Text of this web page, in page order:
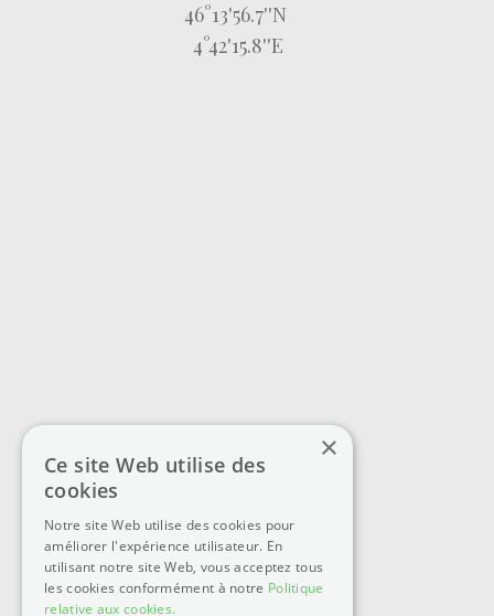
46°13'56.7''N
4°42'15.8''E
×
Ce site Web utilise des
cookies
Notre site Web utilise des cookies pour
améliorer l'expérience utilisateur. En
utilisant notre site Web, vous acceptez tous
les cookies conformément à notre Politique
relative aux cookies.